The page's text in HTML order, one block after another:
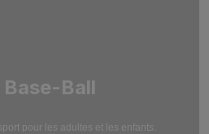
Base-Ball
pour les adultes et les enfants.